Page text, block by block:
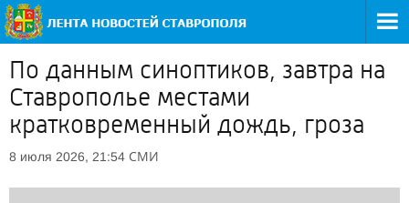
По данным синоптиков, завтра на
Ставрополье местами
кратковременный дождь, гроза
8 июля 2026, 21:54 СМИ